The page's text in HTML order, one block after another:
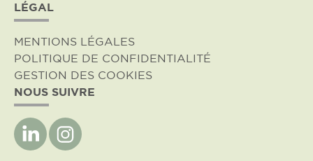
LÉGAL
MENTIONS LÉGALES
POLITIQUE DE CONFIDENTIALITÉ
GESTION DES COOKIES
NOUS SUIVRE